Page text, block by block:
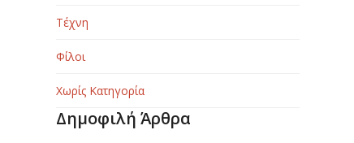
Τέχνη
Φίλοι
Χωρίς Κατηγορία
Δημοφιλή Άρθρα